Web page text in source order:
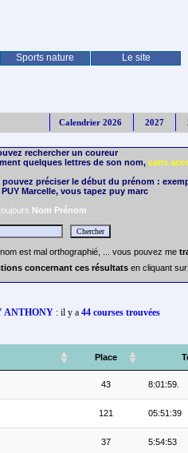
Sports nature Le site
Calendrier 2026 2027
rechercher un coureur
quelques lettres de son nom, sans
préciser le début du prénom :
Marcelle, vous tapez puy marc
Nom Prénom
est mal orthographié, ... vous pouvez me
concernant ces résultats en cliquant sur
ANTHONY : il y a 44 courses trouvées
Place
43 8:01:59.
121 05:51:39
37 5:54:53